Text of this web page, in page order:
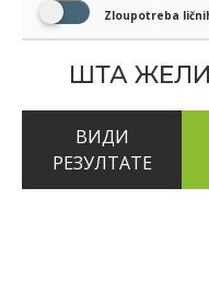
Zloupotreba
ШТА
ВИДИ
РЕЗУЛТАТЕ